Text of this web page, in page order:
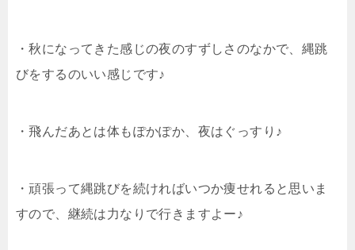
・秋になってきた感じの夜のすずしさのなかで、縄跳
びをするのいい感じです♪
・飛んだあとは体もぽかぽか、夜はぐっすり♪
・頑張って縄跳びを続ければいつか痩せれると思いま
すので、継続は力なりで行きますよー♪